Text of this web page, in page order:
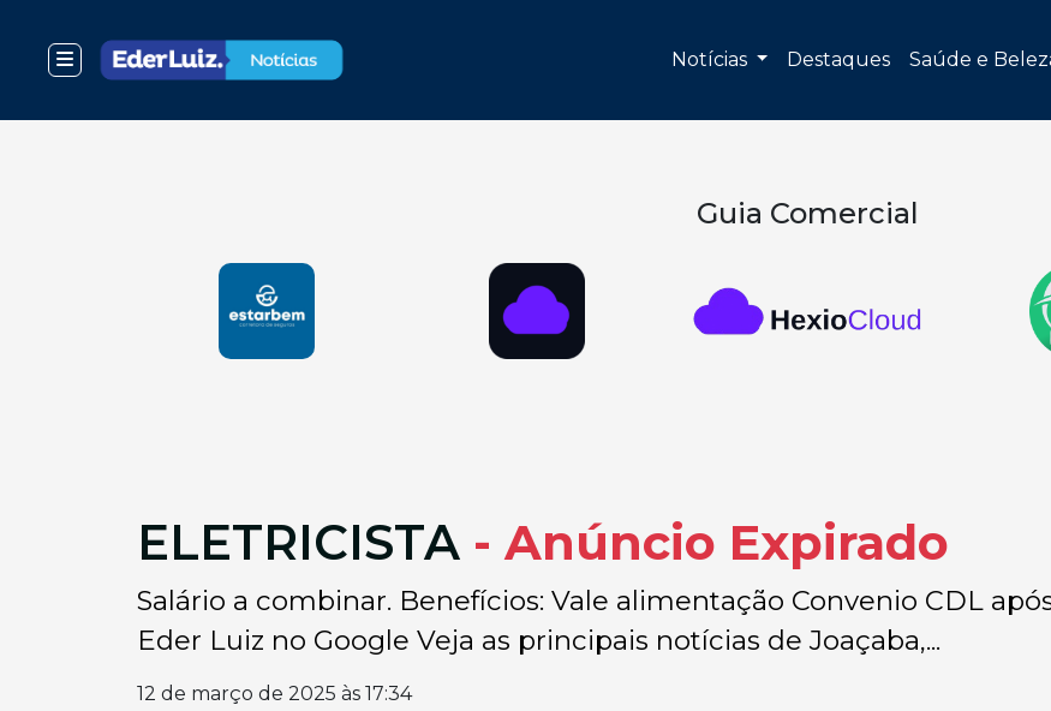
Notícias Destaques Saúde e
Guia Comercial
ELETRICISTA - Anúncio Expirado
Salário a combinar. Benefícios: Vale alimentação Convenio CDL
Eder Luiz no Google Veja as principais notícias de Joaçaba,...
12 de março de 2025 às 17:34